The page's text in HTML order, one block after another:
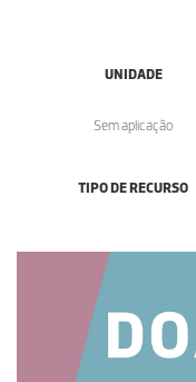
UNIDADE
Sem aplicação
TIPO DE RECURSO